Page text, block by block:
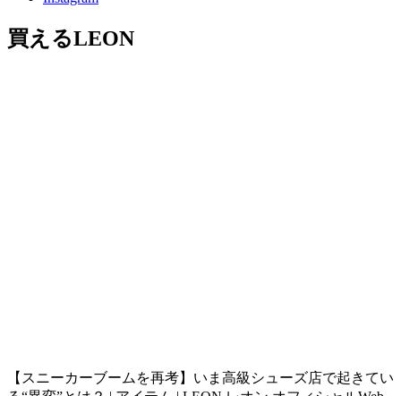
買えるLEON
【スニーカーブームを再考】いま高級シューズ店で起きてい